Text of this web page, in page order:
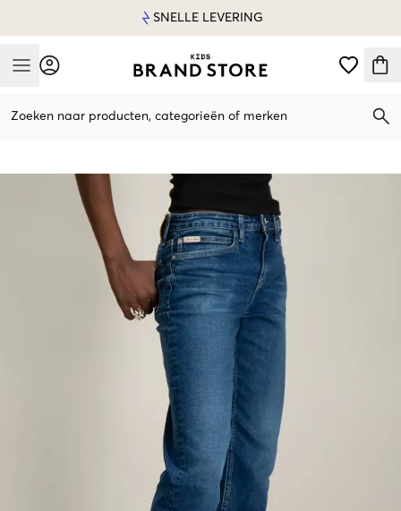
SNELLE LEVERING
Mobile Menu
Zoeken naar producten, categorieën of merken